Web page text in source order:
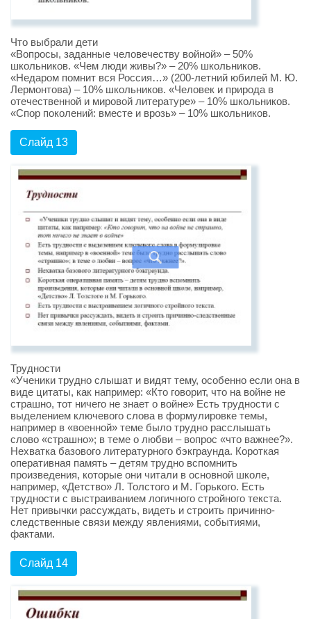
Что выбрали дети
«Вопросы, заданные человечеству войной» – 50%
школьников. «Чем люди живы?» – 20% школьников.
«Недаром помнит вся Россия…» (200-летний юбилей М. Ю.
Лермонтова) – 10% школьников. «Человек и природа в
отечественной и мировой литературе» – 10% школьников.
«Спор поколений: вместе и врозь» – 10% школьников.
Слайд 13
Трудности
«Ученики трудно слышат и видят тему, особенно если она в
виде цитаты, как например: «Кто говорит, что на войне не
страшно, тот ничего не знает о войне» Есть трудности с
выделением ключевого слова в формулировке темы,
например в «военной» теме было трудно расслышать
слово «страшно»; в теме о любви – вопрос «что важнее?».
Нехватка базового литературного бэкграунда. Короткая
оперативная память – детям трудно вспомнить
произведения, которые они читали в основной школе,
например, «Детство» Л. Толстого и М. Горького. Есть
трудности с выстраиванием логичного стройного текста.
Нет привычки рассуждать, видеть и строить причинно-
следственные связи между явлениями, событиями,
фактами.
Слайд 14